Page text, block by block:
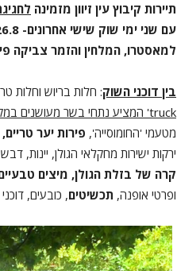
תיירות קיבוץ עין זיוון מזמינה
למאסטרו, המלחין והזמר צביקה
בין דוכני השוק: חלות בריוש וחלות
truck' המציע נתחי בשר מעושנים
מטעמי 'החומוסייה', פירות יער
ירקות ישירות מחקלאי הגולן, יינות,
קרה של בזלת הגולן, מיצים
ופרטי אופנה, תכשיטים, כובעים,